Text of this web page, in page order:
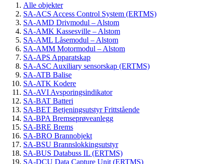
Alle objekter
SA-ACS Access Control System (ERTMS)
SA-AMD Drivmodul – Alstom
SA-AMK Kassesville – Alstom
SA-AML Låsemodul – Alstom
SA-AMM Motormodul – Alstom
SA-APS Apparatskap
SA-ASC Auxiliary sensorskap (ERTMS)
SA-ATB Balise
SA-ATK Kodere
SA-AVI Avsporingsindikator
SA-BAT Batteri
SA-BET Betjeningsutstyr Frittstående
SA-BPA Bremseprøveanlegg
SA-BRE Brems
SA-BRO Brannobjekt
SA-BSU Brannslokkingsutstyr
SA-BUS Databuss IL (ERTMS)
SA-DCU Data Capture Unit (ERTMS)